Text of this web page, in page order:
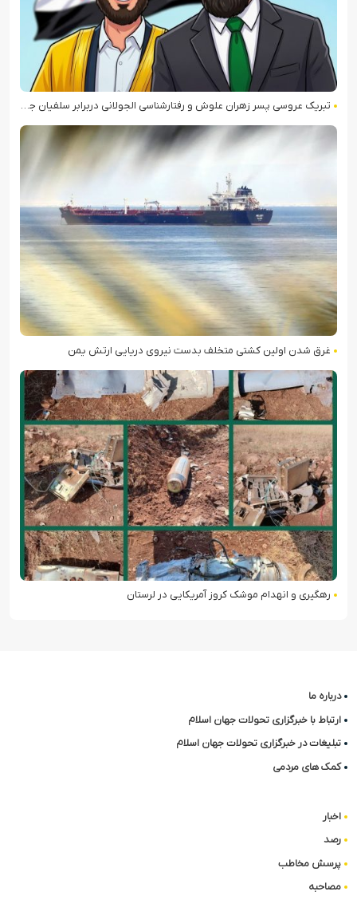
تبریک عروسی پسر زهران علوش و رفتارشناسی الجولانی دربرابر سلفیان جهادی
غرق شدن اولین کشتی متخلف بدست نیروی دریایی ارتش یمن
رهگیری و انهدام موشک کروز آمریکایی در لرستان
درباره ما
ارتباط با خبرگزاری تحولات جهان اسلام
تبلیغات در خبرگزاری تحولات جهان اسلام
کمک های مردمی
اخبار
رصد
پرسش مخاطب
مصاحبه